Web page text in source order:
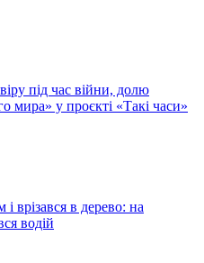
під час війни, долю
мира» у проєкті «Такі часи»
врізався в дерево: на
водій